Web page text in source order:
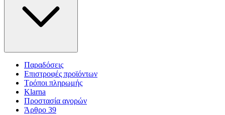
Παραδόσεις
Επιστροφές προϊόντων
Τρόποι πληρωμής
Klarna
Προστασία αγορών
Άρθρο 39